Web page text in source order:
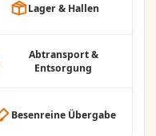
Lager & Hallen
Abtransport &
Entsorgung
Besenreine Übergabe